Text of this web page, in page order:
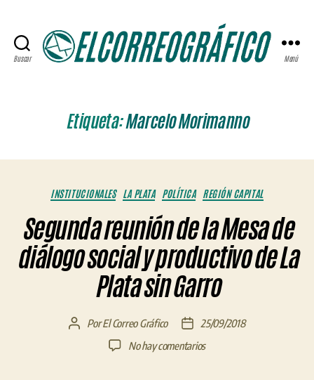
Buscar Menú
Etiqueta:Marcelo Morimanno
Categorías
INSTITUCIONALES LA PLATA POLÍTICA REGIÓN CAPITAL
Segunda reunión de la Mesa de
diálogo social y productivo de La
Plata sin Garro
AutorPorEl Correo Gráfico
Fecha25/09/2018
No hay comentariosen